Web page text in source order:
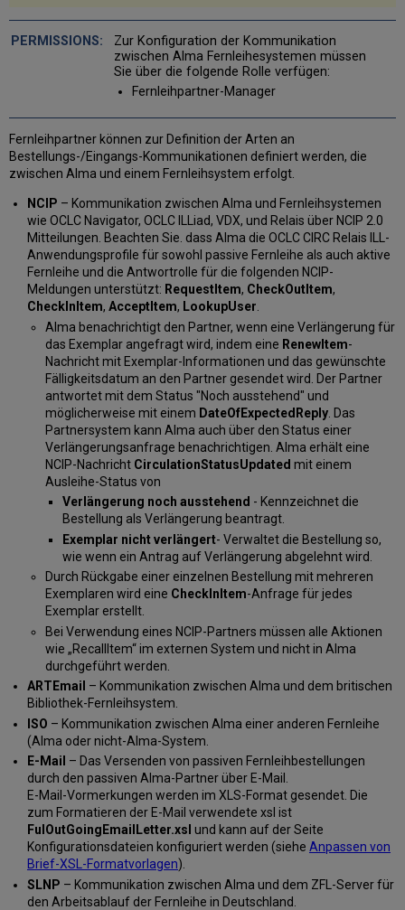
Mail-
Parameter
Parameter
Benutzungsnetzwerk-
Parameter
BLDSS
RapidILL
Parameter
NACSIS-
Parameter
Tipasa,
WorldShare
ILL
und
Relais-
Parameter
Lieferant
des
Brokers
der
letzten
Instanz
Direkter
Partner
Inn-
Reach
API
ReShare-
Parameter
Informationen
zum
Bestand
beitragen
Zur Konfiguration der Kommunikation
zwischen Alma Fernleihesystemen müssen
Sie über die folgende Rolle verfügen:
Fernleihpartner-Manager
Fernleihpartner können zur Definition der Arten an
Bestellungs-/Eingangs-Kommunikationen definiert werden, die
zwischen Alma und einem Fernleihsystem erfolgt.
NCIP – Kommunikation zwischen Alma und Fernleihsystemen
wie OCLC Navigator, OCLC ILLiad, VDX, und Relais über NCIP 2.0
Mitteilungen. Beachten Sie. dass Alma die OCLC CIRC Relais ILL-
Anwendungsprofile für sowohl passive Fernleihe als auch aktive
Fernleihe und die Antwortrolle für die folgenden NCIP-
Meldungen unterstützt: RequestItem, CheckOutItem,
CheckInItem, AcceptItem, LookupUser.
Alma benachrichtigt den Partner, wenn eine Verlängerung für
das Exemplar angefragt wird, indem eine RenewItem-
Nachricht mit Exemplar-Informationen und das gewünschte
Fälligkeitsdatum an den Partner gesendet wird. Der Partner
antwortet mit dem Status "Noch ausstehend" und
möglicherweise mit einem DateOfExpectedReply. Das
Partnersystem kann Alma auch über den Status einer
Verlängerungsanfrage benachrichtigen. Alma erhält eine
NCIP-Nachricht CirculationStatusUpdated mit einem
Ausleihe-Status von
Verlängerung noch ausstehend - Kennzeichnet die
Bestellung als Verlängerung beantragt.
Exemplar nicht verlängert- Verwaltet die Bestellung so,
wie wenn ein Antrag auf Verlängerung abgelehnt wird.
Durch Rückgabe einer einzelnen Bestellung mit mehreren
Exemplaren wird eine CheckInItem-Anfrage für jedes
Exemplar erstellt.
Bei Verwendung eines NCIP-Partners müssen alle Aktionen
wie „RecallItem“ im externen System und nicht in Alma
durchgeführt werden.
ARTEmail – Kommunikation zwischen Alma und dem britischen
Bibliothek-Fernleihsystem.
ISO – Kommunikation zwischen Alma einer anderen Fernleihe
(Alma oder nicht-Alma-System.
E-Mail – Das Versenden von passiven Fernleihbestellungen
durch den passiven Alma-Partner über E-Mail.
E-Mail-Vormerkungen werden im XLS-Format gesendet. Die
zum Formatieren der E-Mail verwendete xsl ist
FulOutGoingEmailLetter.xsl und kann auf der Seite
Konfigurationsdateien konfiguriert werden (siehe Anpassen von
Brief-XSL-Formatvorlagen).
SLNP – Kommunikation zwischen Alma und dem ZFL-Server für
den Arbeitsablauf der Fernleihe in Deutschland.